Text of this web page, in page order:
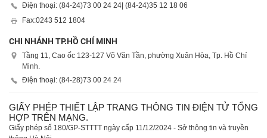
Điện thoại: (84-24)73 00 24 24| (84-24)35 12 18 06
Fax:0243 512 1804
CHI NHÁNH TP.HỒ CHÍ MINH
Tầng 11, Cao ốc 123-127 Võ Văn Tần, phường Xuân Hòa, Tp. Hồ Chí
Minh.
Điện thoại: (84-28)73 00 24 24
GIẤY PHÉP THIẾT LẬP TRANG THÔNG TIN ĐIỆN TỬ TỔNG
HỢP TRÊN MẠNG.
Giấy phép số 180/GP-STTTT ngày cấp 11/12/2024 - Sở thông tin và truyền